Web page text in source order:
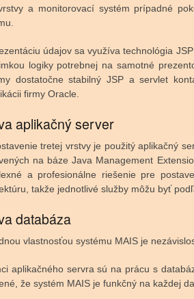
a monitorovací systém prípadné
údajov sa využíva technológia
logiky potrebnej na samotné
dostatočne stabilný JSP a servlet
firmy Oracle.
aplikačný server
tretej vrstvy je použitý aplikačný
na báze Java Management
a profesionálne riešenie pre
takže jednotlivé služby môžu byť
databáza
vlastnosťou systému MAIS je
aplikačného servra sú na prácu s
že systém MAIS je funkčný na každej